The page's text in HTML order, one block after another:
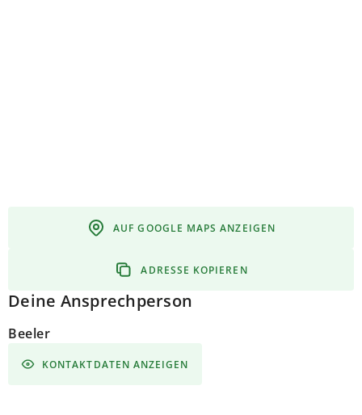
AUF GOOGLE MAPS ANZEIGEN
ADRESSE KOPIEREN
Deine Ansprechperson
Beeler
KONTAKTDATEN ANZEIGEN